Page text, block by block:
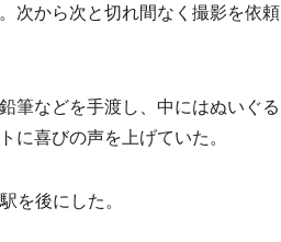
次から次と切れ間なく撮影を依頼
筆などを手渡し、中にはぬいぐる
喜びの声を上げていた。
を後にした。